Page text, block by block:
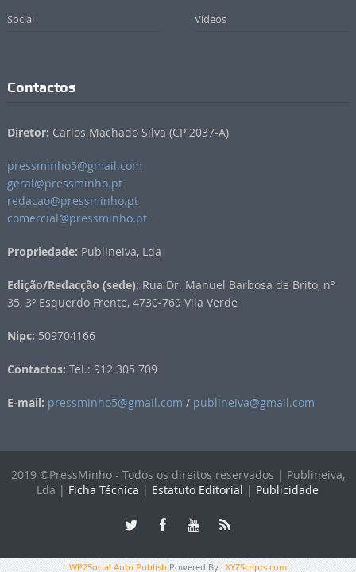
Social Vídeos
Contactos
Diretor: Carlos Machado Silva (CP 2037-A)
pressminho5@gmail.com
geral@pressminho.pt
redacao@pressminho.pt
comercial@pressminho.pt
Propriedade: Publineiva, Lda
Edição/Redacção (sede): Rua Dr. Manuel Barbosa de Brito, nº
35, 3º Esquerdo Frente, 4730-769 Vila Verde
Nipc: 509704166
Contactos: Tel.: 912 305 709
E-mail: pressminho5@gmail.com / publineiva@gmail.com
2019 ©PressMinho - Todos os direitos reservados | Publineiva,
Lda | Ficha Técnica | Estatuto Editorial | Publicidade
WP2Social Auto Publish Powered By : XYZScripts.com